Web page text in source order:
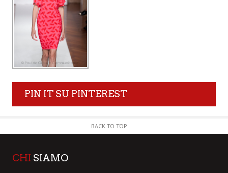
PIN IT SU PINTEREST
BACK TO TOP
CHI SIAMO